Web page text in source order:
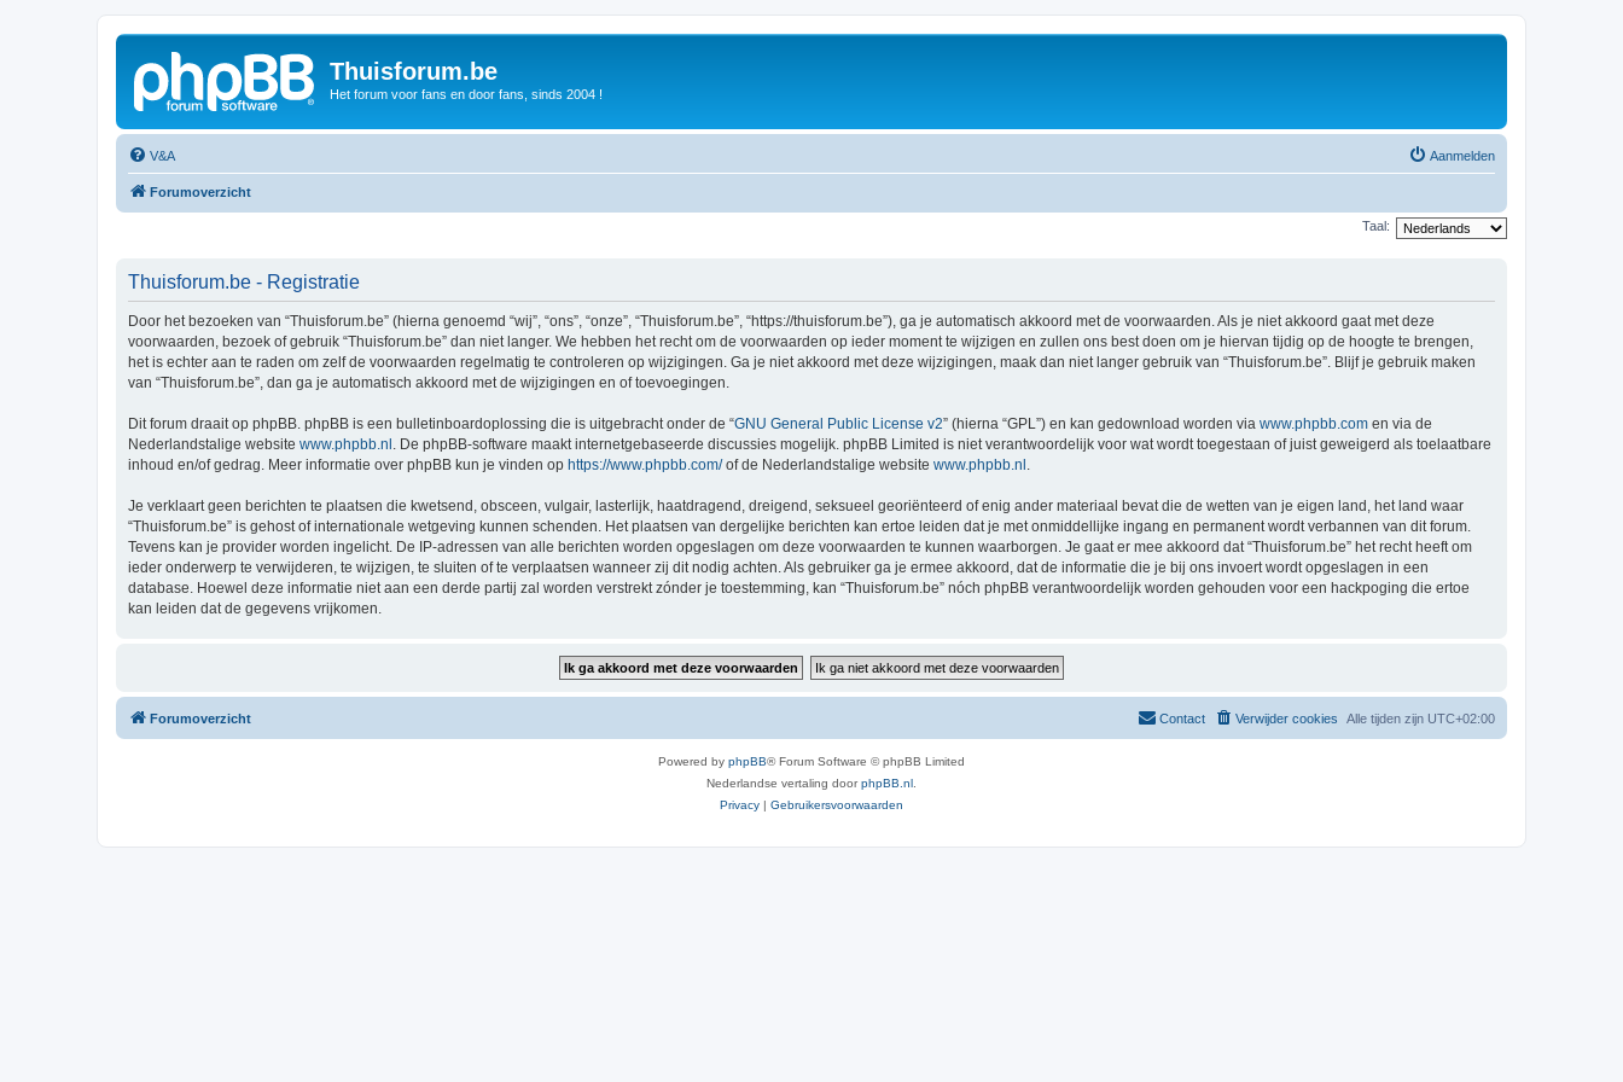
Thuisforum.be
Het forum voor fans en door fans, sinds 2004 !
V&A Aanmelden
Forumoverzicht
Taal:
Thuisforum.be - Registratie
Door het bezoeken van “Thuisforum.be” (hierna genoemd “wij”, “ons”, “onze”, “Thuisforum.be”, “https://thuisforum.be”), ga je automatisch akkoord met de voorwaarden. Als je niet akkoord gaat met deze
voorwaarden, bezoek of gebruik “Thuisforum.be” dan niet langer. We hebben het recht om de voorwaarden op ieder moment te wijzigen en zullen ons best doen om je hiervan tijdig op de hoogte te brengen,
het is echter aan te raden om zelf de voorwaarden regelmatig te controleren op wijzigingen. Ga je niet akkoord met deze wijzigingen, maak dan niet langer gebruik van “Thuisforum.be”. Blijf je gebruik maken
van “Thuisforum.be”, dan ga je automatisch akkoord met de wijzigingen en of toevoegingen.
Dit forum draait op phpBB. phpBB is een bulletinboardoplossing die is uitgebracht onder de “GNU General Public License v2” (hierna “GPL”) en kan gedownload worden via www.phpbb.com en via de
Nederlandstalige website www.phpbb.nl . De phpBB-software maakt internetgebaseerde discussies mogelijk. phpBB Limited is niet verantwoordelijk voor wat wordt toegestaan of juist geweigerd als toelaatbare
inhoud en/of gedrag. Meer informatie over phpBB kun je vinden op https://www.phpbb.com/of de Nederlandstalige website www.phpbb.nl .
Je verklaart geen berichten te plaatsen die kwetsend, obsceen, vulgair, lasterlijk, haatdragend, dreigend, seksueel georiënteerd of enig ander materiaal bevat die de wetten van je eigen land, het land waar
“Thuisforum.be” is gehost of internationale wetgeving kunnen schenden. Het plaatsen van dergelijke berichten kan ertoe leiden dat je met onmiddellijke ingang en permanent wordt verbannen van dit forum.
Tevens kan je provider worden ingelicht. De IP-adressen van alle berichten worden opgeslagen om deze voorwaarden te kunnen waarborgen. Je gaat er mee akkoord dat “Thuisforum.be” het recht heeft om
ieder onderwerp te verwijderen, te wijzigen, te sluiten of te verplaatsen wanneer zij dit nodig achten. Als gebruiker ga je ermee akkoord, dat de informatie die je bij ons invoert wordt opgeslagen in een
database. Hoewel deze informatie niet aan een derde partij zal worden verstrekt zónder je toestemming, kan “Thuisforum.be” nóch phpBB verantwoordelijk worden gehouden voor een hackpoging die ertoe
kan leiden dat de gegevens vrijkomen.
Forumoverzicht Alle tijden zijn UTC+02:00
Verwijder cookies
Contact
Powered by phpBB® Forum Software © phpBB Limited
Nederlandse vertaling doorphpBB.nl
Privacy | Gebruikersvoorwaarden